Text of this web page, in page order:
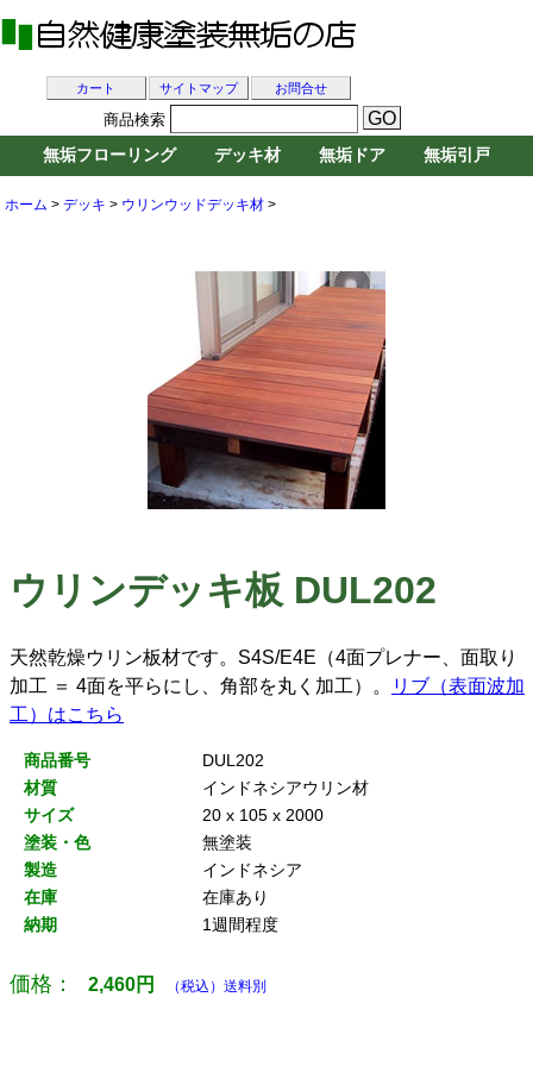
ホーム > デッキ > ウリンウッドデッキ材 >
ウリンデッキ板 DUL202
天然乾燥ウリン板材です。S4S/E4E（4面プレナー、面取り
加工 ＝ 4面を平らにし、角部を丸く加工）。
リブ（表面波加
工）はこちら
商品番号
DUL202
材質
インドネシアウリン材
サイズ
20 x 105 x 2000
塗装・色
無塗装
製造
インドネシア
在庫
在庫あり
納期
1週間程度
価格： 2,460円 （税込）送料別
カート サイトマップ お問合せ
商品検索
無垢フローリング デッキ材 無垢ドア 無垢引戸